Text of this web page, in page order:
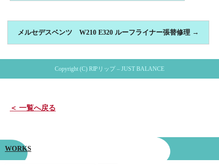
メルセデスベンツ W210 E320 ルーフライナー張替修理 →
Copyright (C) RIPリップ – JUST BALANCE
＜ 一覧へ戻る
WORKS